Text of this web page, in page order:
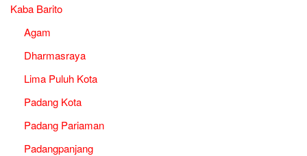
Kaba Barito
Agam
Dharmasraya
Lima Puluh Kota
Padang Kota
Padang Pariaman
Padangpanjang